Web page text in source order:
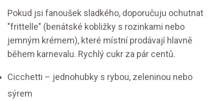
Pokud jsi fanoušek sladkého, doporučuju ochutnat
"frittelle" (benátské kobližky s rozinkami nebo
jemným krémem), které místní prodávají hlavně
během karnevalu. Rychlý cukr za pár centů.
Cicchetti – jednohubky s rybou, zeleninou nebo
sýrem